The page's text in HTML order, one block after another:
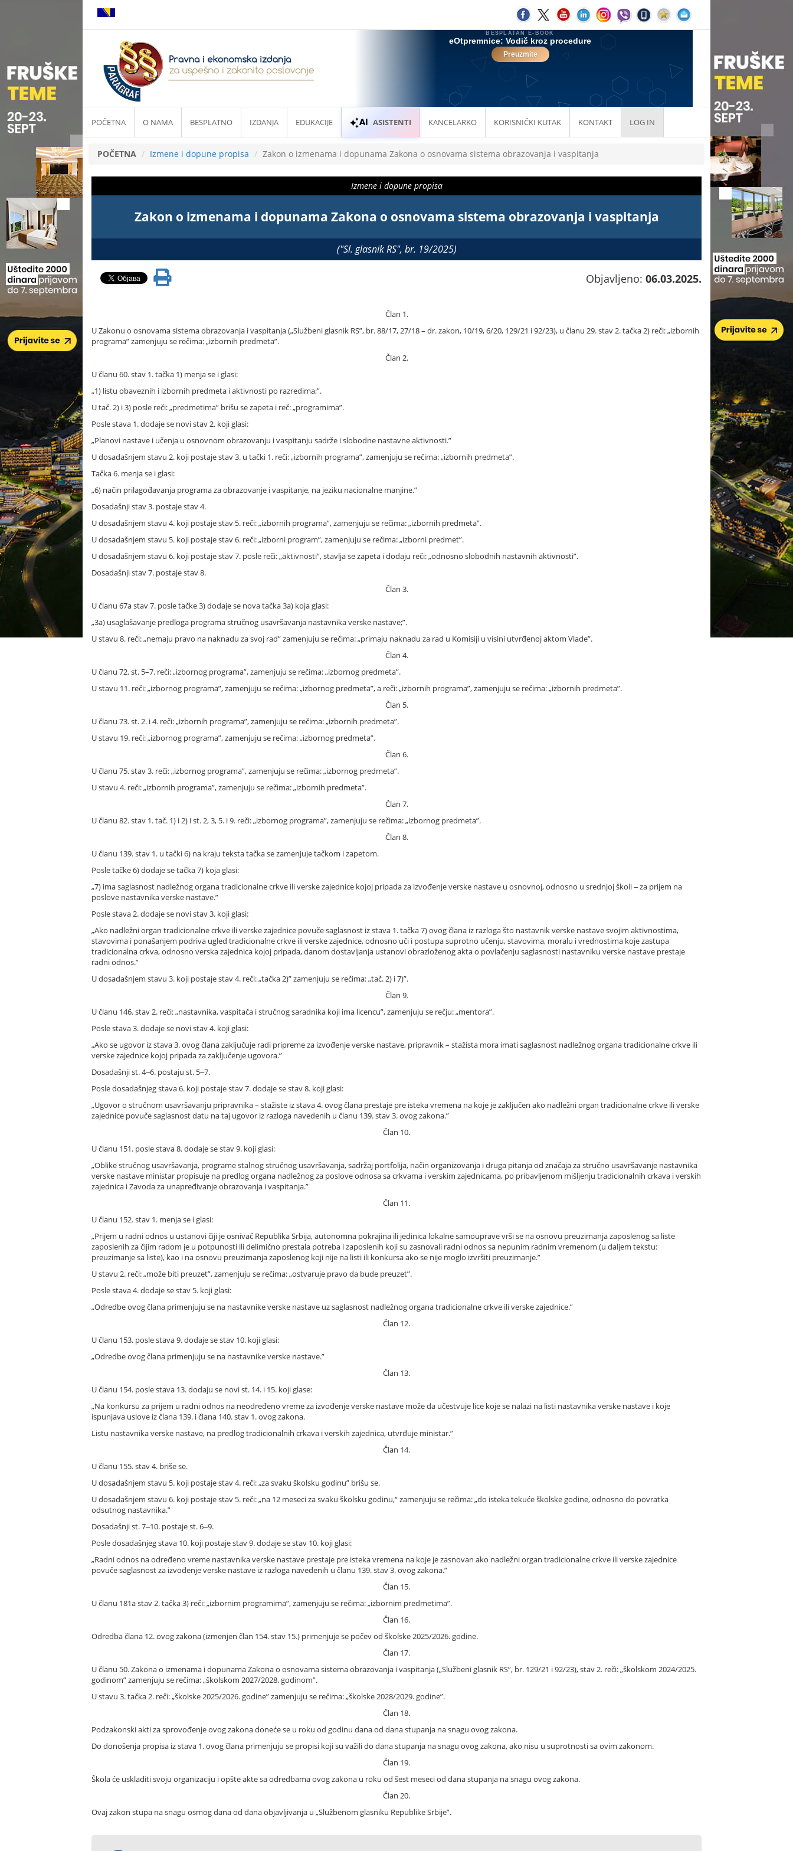
POČETNA O NAMA BESPLATNO IZDANJA EDUKACIJE ASISTENTI KANCELARKO KORISNIČKI KUTAK KONTAKT LOG IN
POČETNA Izmene i dopune propisa Zakon o izmenama i dopunama Zakona o osnovama sistema obrazovanja i vaspitanja
Izmene i dopune propisa
Zakon o izmenama i dopunama Zakona o osnovama sistema obrazovanja i vaspitanja
("Sl. glasnik RS", br. 19/2025)
Objavljeno: 06.03.2025.
Član 1.
U Zakonu o osnovama sistema obrazovanja i vaspitanja („Službeni glasnik RS”, br. 88/17, 27/18 – dr. zakon, 10/19, 6/20, 129/21 i 92/23), u članu 29. stav 2. tačka 2) reči: „izbornih
programa” zamenjuju se rečima: „izbornih predmeta”.
Član 2.
U članu 60. stav 1. tačka 1) menja se i glasi:
„1) listu obaveznih i izbornih predmeta i aktivnosti po razredima;”.
U tač. 2) i 3) posle reči: „predmetima” brišu se zapeta i reč: „programima”.
Posle stava 1. dodaje se novi stav 2. koji glasi:
„Planovi nastave i učenja u osnovnom obrazovanju i vaspitanju sadrže i slobodne nastavne aktivnosti.”
U dosadašnjem stavu 2. koji postaje stav 3. u tački 1. reči: „izbornih programa”, zamenjuju se rečima: „izbornih predmeta”.
Tačka 6. menja se i glasi:
„6) način prilagođavanja programa za obrazovanje i vaspitanje, na jeziku nacionalne manjine.”
Dosadašnji stav 3. postaje stav 4.
U dosadašnjem stavu 4. koji postaje stav 5. reči: „izbornih programa”, zamenjuju se rečima: „izbornih predmeta”.
U dosadašnjem stavu 5. koji postaje stav 6. reči: „izborni program”, zamenjuju se rečima: „izborni predmet”.
U dosadašnjem stavu 6. koji postaje stav 7. posle reči: „aktivnosti”, stavlja se zapeta i dodaju reči: „odnosno slobodnih nastavnih aktivnosti”.
Dosadašnji stav 7. postaje stav 8.
Član 3.
U članu 67a stav 7. posle tačke 3) dodaje se nova tačka 3a) koja glasi:
„3a) usaglašavanje predloga programa stručnog usavršavanja nastavnika verske nastave;”.
U stavu 8. reči: „nemaju pravo na naknadu za svoj rad” zamenjuju se rečima: „primaju naknadu za rad u Komisiji u visini utvrđenoj aktom Vlade”.
Član 4.
U članu 72. st. 5–7. reči: „izbornog programa”, zamenjuju se rečima: „izbornog predmeta”.
U stavu 11. reči: „izbornog programa”, zamenjuju se rečima: „izbornog predmeta”, a reči: „izbornih programa”, zamenjuju se rečima: „izbornih predmeta”.
Član 5.
U članu 73. st. 2. i 4. reči: „izbornih programa”, zamenjuju se rečima: „izbornih predmeta”.
U stavu 19. reči: „izbornog programa”, zamenjuju se rečima: „izbornog predmeta”.
Član 6.
U članu 75. stav 3. reči: „izbornog programa”, zamenjuju se rečima: „izbornog predmeta”.
U stavu 4. reči: „izbornih programa”, zamenjuju se rečima: „izbornih predmeta”.
Član 7.
U članu 82. stav 1. tač. 1) i 2) i st. 2, 3, 5. i 9. reči: „izbornog programa”, zamenjuju se rečima: „izbornog predmeta”.
Član 8.
U članu 139. stav 1. u tački 6) na kraju teksta tačka se zamenjuje tačkom i zapetom.
Posle tačke 6) dodaje se tačka 7) koja glasi:
„7) ima saglasnost nadležnog organa tradicionalne crkve ili verske zajednice kojoj pripada za izvođenje verske nastave u osnovnoj, odnosno u srednjoj školi ‒ za prijem na
poslove nastavnika verske nastave.”
Posle stava 2. dodaje se novi stav 3. koji glasi:
„Ako nadležni organ tradicionalne crkve ili verske zajednice povuče saglasnost iz stava 1. tačka 7) ovog člana iz razloga što nastavnik verske nastave svojim aktivnostima,
stavovima i ponašanjem podriva ugled tradicionalne crkve ili verske zajednice, odnosno uči i postupa suprotno učenju, stavovima, moralu i vrednostima koje zastupa
tradicionalna crkva, odnosno verska zajednica kojoj pripada, danom dostavljanja ustanovi obrazloženog akta o povlačenju saglasnosti nastavniku verske nastave prestaje
radni odnos.”
U dosadašnjem stavu 3. koji postaje stav 4. reči: „tačka 2)” zamenjuju se rečima: „tač. 2) i 7)”.
Član 9.
U članu 146. stav 2. reči: „nastavnika, vaspitača i stručnog saradnika koji ima licencu”, zamenjuju se rečju: „mentora”.
Posle stava 3. dodaje se novi stav 4. koji glasi:
„Ako se ugovor iz stava 3. ovog člana zaključuje radi pripreme za izvođenje verske nastave, pripravnik – stažista mora imati saglasnost nadležnog organa tradicionalne crkve ili
verske zajednice kojoj pripada za zaključenje ugovora.”
Dosadašnji st. 4‒6. postaju st. 5‒7.
Posle dosadašnjeg stava 6. koji postaje stav 7. dodaje se stav 8. koji glasi:
„Ugovor o stručnom usavršavanju pripravnika – stažiste iz stava 4. ovog člana prestaje pre isteka vremena na koje je zaključen ako nadležni organ tradicionalne crkve ili verske
zajednice povuče saglasnost datu na taj ugovor iz razloga navedenih u članu 139. stav 3. ovog zakona.”
Član 10.
U članu 151. posle stava 8. dodaje se stav 9. koji glasi:
„Oblike stručnog usavršavanja, programe stalnog stručnog usavršavanja, sadržaj portfolija, način organizovanja i druga pitanja od značaja za stručno usavršavanje nastavnika
verske nastave ministar propisuje na predlog organa nadležnog za poslove odnosa sa crkvama i verskim zajednicama, po pribavljenom mišljenju tradicionalnih crkava i verskih
zajednica i Zavoda za unapređivanje obrazovanja i vaspitanja.”
Član 11.
U članu 152. stav 1. menja se i glasi:
„Prijem u radni odnos u ustanovi čiji je osnivač Republika Srbija, autonomna pokrajina ili jedinica lokalne samouprave vrši se na osnovu preuzimanja zaposlenog sa liste
zaposlenih za čijim radom je u potpunosti ili delimično prestala potreba i zaposlenih koji su zasnovali radni odnos sa nepunim radnim vremenom (u daljem tekstu:
preuzimanje sa liste), kao i na osnovu preuzimanja zaposlenog koji nije na listi ili konkursa ako se nije moglo izvršiti preuzimanje.”
U stavu 2. reči: „može biti preuzet”, zamenjuju se rečima: „ostvaruje pravo da bude preuzet”.
Posle stava 4. dodaje se stav 5. koji glasi:
„Odredbe ovog člana primenjuju se na nastavnike verske nastave uz saglasnost nadležnog organa tradicionalne crkve ili verske zajednice.”
Član 12.
U članu 153. posle stava 9. dodaje se stav 10. koji glasi:
„Odredbe ovog člana primenjuju se na nastavnike verske nastave.”
Član 13.
U članu 154. posle stava 13. dodaju se novi st. 14. i 15. koji glase:
„Na konkursu za prijem u radni odnos na neodređeno vreme za izvođenje verske nastave može da učestvuje lice koje se nalazi na listi nastavnika verske nastave i koje
ispunjava uslove iz člana 139. i člana 140. stav 1. ovog zakona.
Listu nastavnika verske nastave, na predlog tradicionalnih crkava i verskih zajednica, utvrđuje ministar.”
Član 14.
U članu 155. stav 4. briše se.
U dosadašnjem stavu 5. koji postaje stav 4. reči: „za svaku školsku godinu” brišu se.
U dosadašnjem stavu 6. koji postaje stav 5. reči: „na 12 meseci za svaku školsku godinu,“ zamenjuju se rečima: „do isteka tekuće školske godine, odnosno do povratka
odsutnog nastavnika.”
Dosadašnji st. 7‒10. postaje st. 6‒9.
Posle dosadašnjeg stava 10. koji postaje stav 9. dodaje se stav 10. koji glasi:
„Radni odnos na određeno vreme nastavnika verske nastave prestaje pre isteka vremena na koje je zasnovan ako nadležni organ tradicionalne crkve ili verske zajednice
povuče saglasnost za izvođenje verske nastave iz razloga navedenih u članu 139. stav 3. ovog zakona.”
Član 15.
U članu 181a stav 2. tačka 3) reči: „izbornim programima”, zamenjuju se rečima: „izbornim predmetima”.
Član 16.
Odredba člana 12. ovog zakona (izmenjen član 154. stav 15.) primenjuje se počev od školske 2025/2026. godine.
Član 17.
U članu 50. Zakona o izmenama i dopunama Zakona o osnovama sistema obrazovanja i vaspitanja („Službeni glasnik RS”, br. 129/21 i 92/23), stav 2. reči: „školskom 2024/2025.
godinom” zamenjuju se rečima: „školskom 2027/2028. godinom”.
U stavu 3. tačka 2. reči: „školske 2025/2026. godine” zamenjuju se rečima: „školske 2028/2029. godine”.
Član 18.
Podzakonski akti za sprovođenje ovog zakona doneće se u roku od godinu dana od dana stupanja na snagu ovog zakona.
Do donošenja propisa iz stava 1. ovog člana primenjuju se propisi koji su važili do dana stupanja na snagu ovog zakona, ako nisu u suprotnosti sa ovim zakonom.
Član 19.
Škola će uskladiti svoju organizaciju i opšte akte sa odredbama ovog zakona u roku od šest meseci od dana stupanja na snagu ovog zakona.
Član 20.
Ovaj zakon stupa na snagu osmog dana od dana objavljivanja u „Službenom glasniku Republike Srbije”.